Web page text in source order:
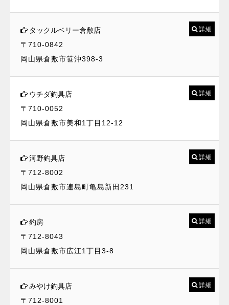
タックルベリー倉敷店
〒710-0842
岡山県倉敷市笹沖398-3
詳細
ウチダ釣具店
〒710-0052
岡山県倉敷市美和1丁目12-12
詳細
河野釣具店
〒712-8002
岡山県倉敷市連島町亀島新田231
詳細
釣房
〒712-8043
岡山県倉敷市広江1丁目3-8
詳細
みやけ釣具店
〒712-8001
詳細